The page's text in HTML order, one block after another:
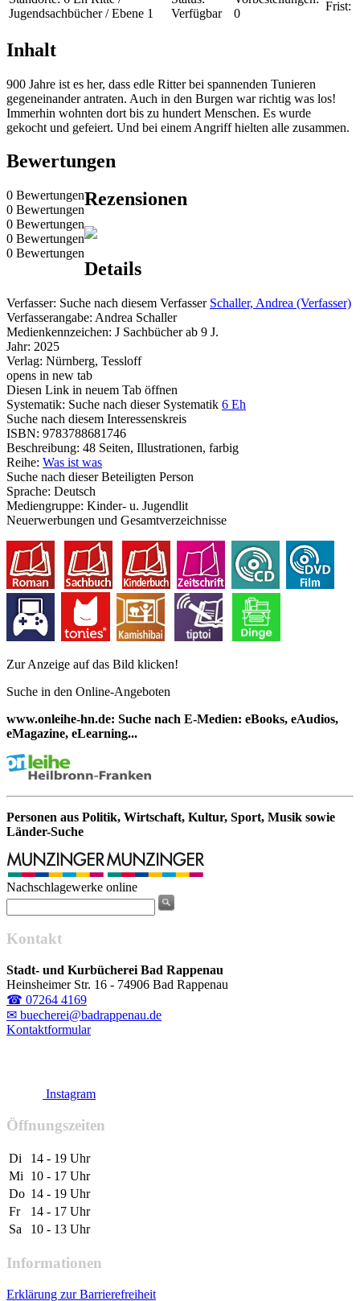
Jugendsachbücher / Ebene 1
Verfügbar
0
Frist:
Inhalt
900 Jahre ist es her, dass edle Ritter bei spannenden Tunieren
gegeneinander antraten. Auch in den Burgen war richtig was los!
Immerhin wohnten dort bis zu hundert Menschen. Es wurde
gekocht und gefeiert. Und bei einem Angriff hielten alle zusammen.
Bewertungen
0 Bewertungen
0 Bewertungen
0 Bewertungen
0 Bewertungen
0 Bewertungen
Rezensionen
Details
Verfasser: Suche nach diesem Verfasser Schaller, Andrea (Verfasser)
Verfasserangabe: Andrea Schaller
Medienkennzeichen: J Sachbücher ab 9 J.
Jahr: 2025
Verlag: Nürnberg, Tessloff
opens in new tab
Diesen Link in neuem Tab öffnen
Systematik: Suche nach dieser Systematik 6 Eh
Suche nach diesem Interessenskreis
ISBN: 9783788681746
Beschreibung: 48 Seiten, Illustrationen, farbig
Reihe: Was ist was
Suche nach dieser Beteiligten Person
Sprache: Deutsch
Mediengruppe: Kinder- u. Jugendlit
Neuerwerbungen und Gesamtverzeichnisse
Zur Anzeige auf das Bild klicken!
Suche in den Online-Angeboten
www.onleihe-hn.de: Suche nach E-Medien: eBooks, eAudios,
eMagazine, eLearning...
Personen aus Politik, Wirtschaft, Kultur, Sport, Musik sowie
Länder-Suche
Nachschlagewerke online
Kontakt
Stadt- und Kurbücherei Bad Rappenau
Heinsheimer Str. 16 - 74906 Bad Rappenau
☎ 07264 4169
✉ buecherei@badrappenau.de
Kontaktformular
Instagram
Öffnungszeiten
Di
14 - 19 Uhr
Mi
10 - 17 Uhr
Do 14 - 19 Uhr
Fr
14 - 17 Uhr
Sa
10 - 13 Uhr
Informationen
Erklärung zur Barrierefreiheit